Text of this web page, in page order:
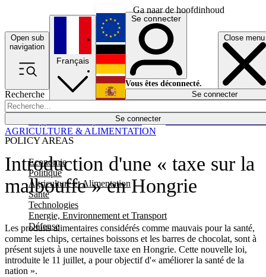
Ga naar de hoofdinhoud
Open sub
navigation
Close menu
Recherche
Se connecter
POLICY AREAS
Economie
Politique
Agriculture et Alimentation
Santé
Technologies
Energie, Environnement et Transport
Défense
Économie
Français
English
Deutsch
Español
Se connecter
Vous êtes déconnecté.
Se connecter
Introduction d'une « taxe sur la
malbouffe » en Hongrie
Les produits alimentaires considérés comme mauvais pour la santé,
comme les chips, certaines boissons et les barres de chocolat, sont à
présent sujets à une nouvelle taxe en Hongrie. Cette nouvelle loi,
introduite le 11 juillet, a pour objectif d'« améliorer la santé de la
nation ».
AGRICULTURE & ALIMENTATION